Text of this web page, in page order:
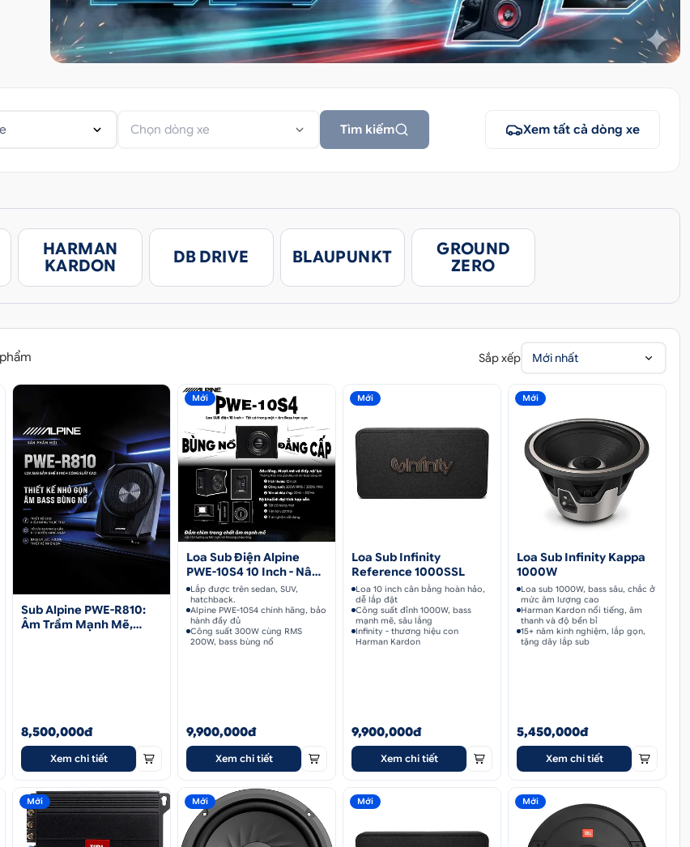
Chọn dòng xe Tìm kiếm Xem tất cả dòng xe
HARMAN
KARDON
DB DRIVE BLAUPUNKT
GROUND
ZERO
Sắp xếp Mới nhất
Sub Alpine PWE-R810:
Âm Trầm Mạnh Mẽ,
8,500,000đ
Xem chi tiết
Mới
Loa Sub Điện Alpine
PWE-10S4 10 Inch - Nâng
Tầm Âm Thanh Xe
Lắp được trên sedan, SUV,
hatchback.
Alpine PWE-10S4 chính hãng, bảo
hành đầy đủ
Công suất 300W cùng RMS
200W, bass bùng nổ
9,900,000đ
Xem chi tiết
Mới
Loa Sub Infinity
Reference 1000SSL
Loa 10 inch cân bằng hoàn hảo,
dễ lắp đặt
Công suất đỉnh 1000W, bass
mạnh mẽ, sâu lắng
Infinity - thương hiệu con
Harman Kardon
9,900,000đ
Xem chi tiết
Mới
Loa Sub Infinity Kappa
1000W
Loa sub 1000W, bass sâu, chắc ở
mức âm lượng cao
Harman Kardon nổi tiếng, âm
thanh và độ bền bỉ
15+ năm kinh nghiệm, lắp gọn,
tặng dây lắp sub
5,450,000đ
Xem chi tiết
Mới Mới Mới Mới